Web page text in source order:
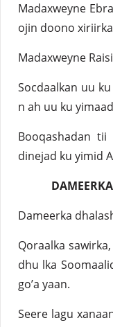
Madaxweyne
ojin doono
Madaxweyne
Socdaalkan uu
n ah uu ku
Booqashadan
dinejad ku yimid
Dameerka
Qoraalka
dhu lka
go’a yaan.
Seere lagu